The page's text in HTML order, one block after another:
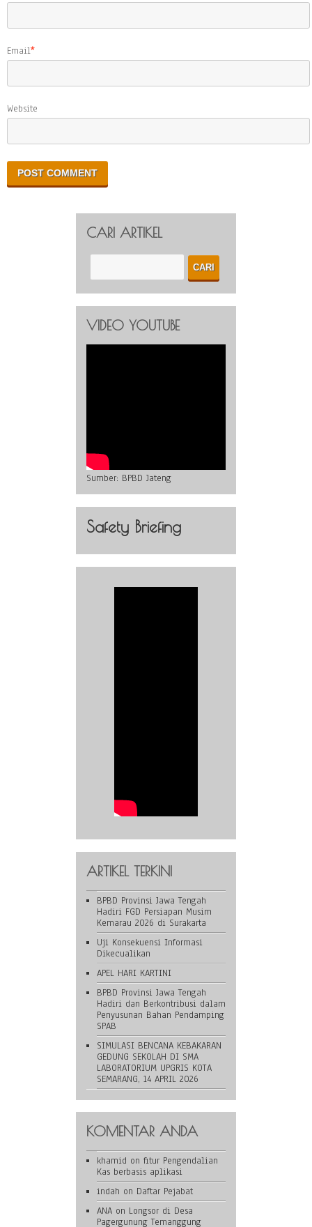
Email*
Website
CARI ARTIKEL
VIDEO YOUTUBE
Sumber: BPBD Jateng
Safety Briefing
ARTIKEL TERKINI
BPBD Provinsi Jawa Tengah
Hadiri FGD Persiapan Musim
Kemarau 2026 di Surakarta
Uji Konsekuensi Informasi
Dikecualikan
APEL HARI KARTINI
BPBD Provinsi Jawa Tengah
Hadiri dan Berkontribusi dalam
Penyusunan Bahan Pendamping
SPAB
SIMULASI BENCANA KEBAKARAN
GEDUNG SEKOLAH DI SMA
LABORATORIUM UPGRIS KOTA
SEMARANG, 14 APRIL 2026
KOMENTAR ANDA
khamid on fitur Pengendalian
Kas berbasis aplikasi
indah on Daftar Pejabat
ANA on Longsor di Desa
Pagergunung Temanggung